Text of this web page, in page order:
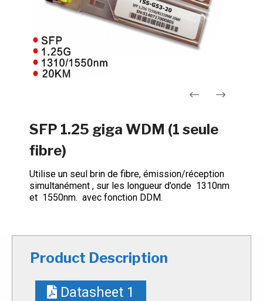
de
l’article
SFP 1.25 giga WDM (1 seule
fibre)
Utilise un seul brin de fibre, émission/réception
simultanément , sur les longueur d’onde 1310nm
et 1550nm. avec fonction DDM.
Product Description
Datasheet 1